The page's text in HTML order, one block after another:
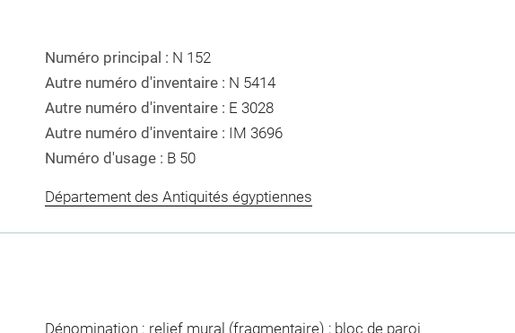
Numéro principal : N 152
Autre numéro d'inventaire : N 5414
Autre numéro d'inventaire : E 3028
Autre numéro d'inventaire : IM 3696
Numéro d'usage : B 50
Département des Antiquités égyptiennes
Dénomination : relief mural (fragmentaire) ; bloc de paroi